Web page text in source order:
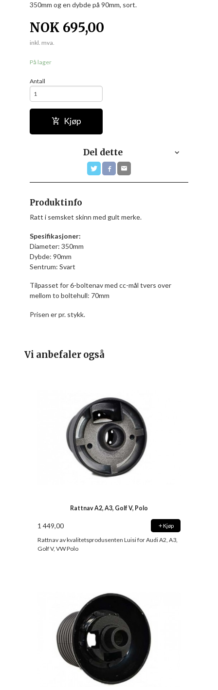
350mm og en dybde på 90mm, sort.
NOK 695,00
inkl. mva.
På lager
Antall
Kjøp
Del dette
Produktinfo
Ratt i semsket skinn med gult merke.
Spesifikasjoner:
Diameter: 350mm
Dybde: 90mm
Sentrum: Svart
Tilpasset for 6-boltenav med cc-mål tvers over
mellom to boltehull: 70mm
Prisen er pr. stykk.
Vi anbefaler også
Rattnav A2, A3, Golf V, Polo
1 449,00 Kjøp
Rattnav av kvalitetsprodusenten Luisi for Audi A2, A3,
Golf V, VW Polo